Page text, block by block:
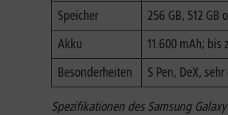
Speicher
256 GB, 512 GB
Akku
11.600 mAh; bis
Besonderheiten
S Pen, DeX,
Spezifikationen des Samsung Galaxy